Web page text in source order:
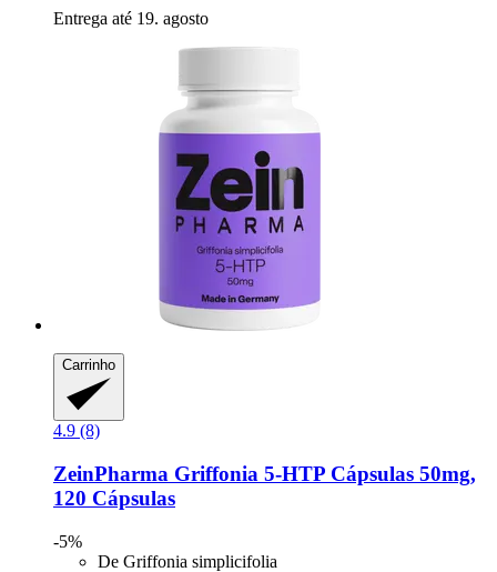
Entrega até 19. agosto
Carrinho
4.9 (8)
ZeinPharma Griffonia 5-​HTP Cápsulas 50mg,
120 Cápsulas
-5%
De Griffonia simplicifolia